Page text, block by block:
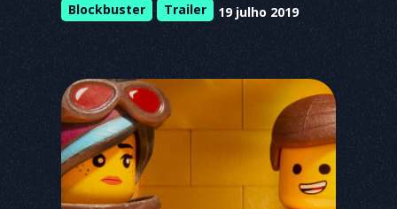
Blockbuster Trailer 19 julho 2019